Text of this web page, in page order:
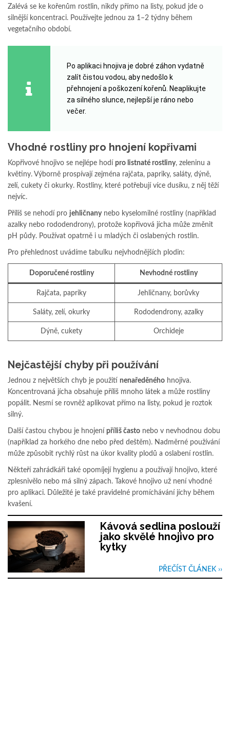
Zalévá se ke kořenům rostlin, nikdy přímo na listy, pokud jde o
silnější koncentraci. Používejte jednou za 1–2 týdny během
vegetačního období.
Po aplikaci hnojiva je dobré záhon vydatně
zalít čistou vodou, aby nedošlo k
přehnojení a poškození kořenů. Neaplikujte
za silného slunce, nejlepší je ráno nebo
večer.
Vhodné rostliny pro hnojení kopřivami
Kopřivové hnojivo se nejlépe hodí pro listnaté rostliny, zeleninu a
květiny. Výborně prospívají zejména rajčata, papriky, saláty, dýně,
zelí, cukety či okurky. Rostliny, které potřebují více dusíku, z něj těží
nejvíc.
Příliš se nehodí pro jehličnanynebo kyselomilné rostliny (například
azalky nebo rododendrony), protože kopřivová jícha může změnit
pH půdy. Používat opatrně i u mladých či oslabených rostlin.
Pro přehlednost uvádíme tabulku nejvhodnějších plodin:
Doporučené rostliny Nevhodné rostliny
Rajčata, papriky Jehličnany, borůvky
Saláty, zelí, okurky Rododendrony, azalky
Dýně, cukety Orchideje
Nejčastější chyby při používání
Jednou z největších chyb je použití nenaředěného hnojiva.
Koncentrovaná jícha obsahuje příliš mnoho látek a může rostliny
popálit. Nesmí se rovněž aplikovat přímo na listy, pokud je roztok
silný.
Další častou chybou je hnojení příliš často nebo v nevhodnou dobu
(například za horkého dne nebo před deštěm). Nadměrné používání
může způsobit rychlý růst na úkor kvality plodů a oslabení rostlin.
Někteří zahrádkáři také opomíjejí hygienu a používají hnojivo, které
zplesnivělo nebo má silný zápach. Takové hnojivo už není vhodné
pro aplikaci. Důležité je také pravidelné promíchávání jíchy během
kvašení.
Kávová sedlina poslouží
jako skvělé hnojivo pro
kytky
PŘEČÍST ČLÁNEK ››